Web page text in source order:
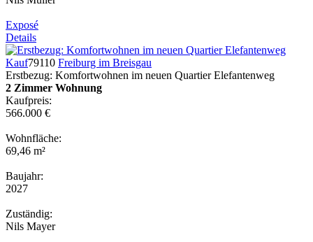
Exposé
Details
Kauf79110 Freiburg im Breisgau
Erstbezug: Komfortwohnen im neuen Quartier Elefantenweg
2 Zimmer Wohnung
Kaufpreis:
566.000 €
Wohnfläche:
69,46 m²
Baujahr:
2027
Zuständig:
Nils Mayer